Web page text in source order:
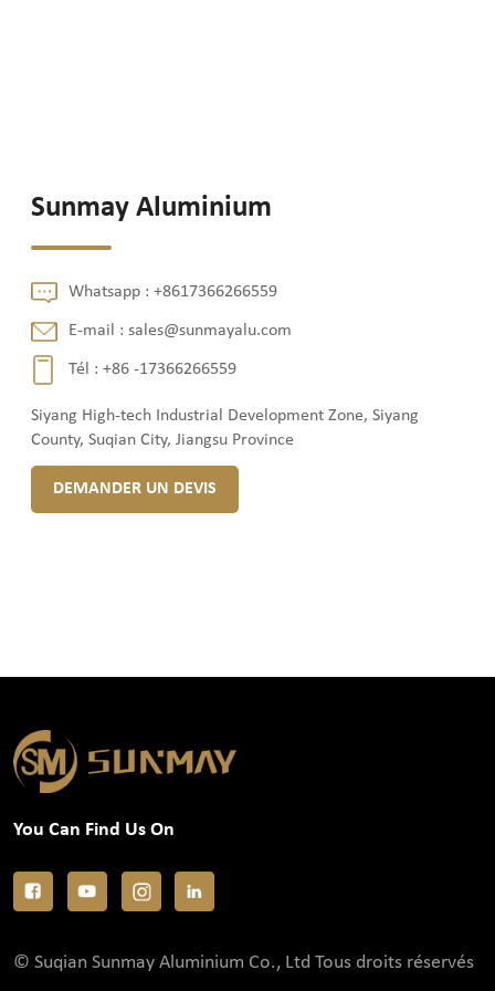
Sunmay Aluminium
Whatsapp :+8617366266559
E-mail :sales@sunmayalu.com
Tél :+86 -17366266559
Siyang High-tech Industrial Development Zone, Siyang
County, Suqian City, Jiangsu Province
DEMANDER UN DEVIS
You Can Find Us On
© Suqian Sunmay Aluminium Co., Ltd Tous droits réservés